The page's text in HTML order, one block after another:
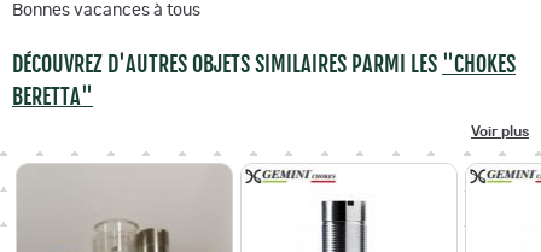
Bonnes vacances à tous
DÉCOUVREZ D'AUTRES OBJETS SIMILAIRES PARMI LES "CHOKES
BERETTA"
Voir plus